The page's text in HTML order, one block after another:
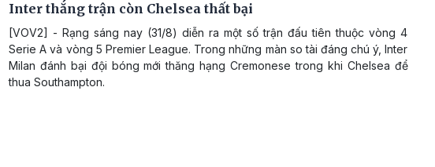
Inter thắng trận còn Chelsea thất bại
[VOV2] - Rạng sáng nay (31/8) diễn ra một số trận đấu tiên thuộc vòng 4
Serie A và vòng 5 Premier League. Trong những màn so tài đáng chú ý, Inter
Milan đánh bại đội bóng mới thăng hạng Cremonese trong khi Chelsea để
thua Southampton.